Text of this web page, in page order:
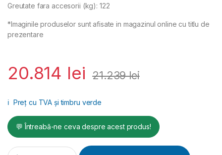
Greutate fara accesorii (kg): 122
*Imaginile produselor sunt afisate in magazinul online cu titlu de
prezentare
20.814 lei 21.239lei
ℹ️ Preț cu TVA și timbru verde
💬 Întreabă-ne ceva despre acest produs!
Generator portabil GNH12501E cadru deschis Pmax 12kW/